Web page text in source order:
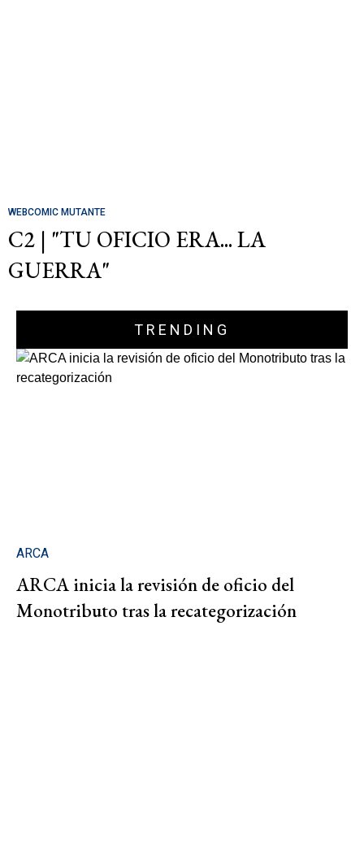
WEBCOMIC MUTANTE
C2 | "TU OFICIO ERA... LA
GUERRA"
TRENDING
ARCA
ARCA inicia la revisión de oficio del
Monotributo tras la recategorización